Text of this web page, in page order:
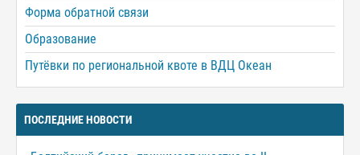
Форма обратной связи
Образование
Путёвки по региональной квоте в ВДЦ Океан
ПОСЛЕДНИЕ НОВОСТИ